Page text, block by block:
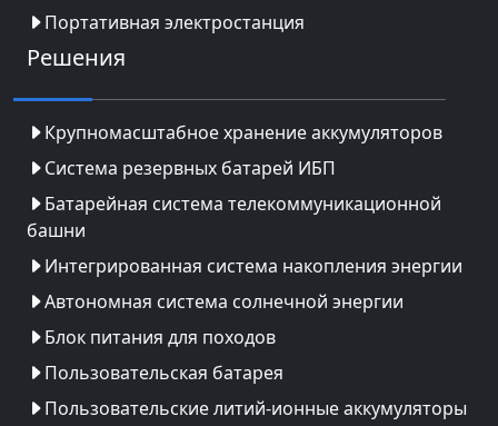
Портативная электростанция
Решения
Крупномасштабное хранение аккумуляторов
Система резервных батарей ИБП
Батарейная система телекоммуникационной
башни
Интегрированная система накопления энергии
Автономная система солнечной энергии
Блок питания для походов
Пользовательская батарея
Пользовательские литий-ионные аккумуляторы